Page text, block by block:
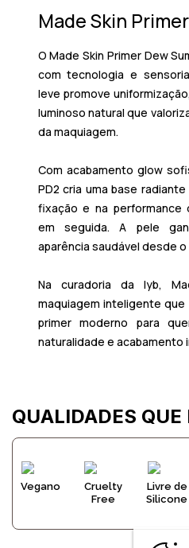
Made Skin
O Made Skin Primer Dew
com tecnologia e
leve promove
luminoso natural que
da maquiagem.
Com acabamento glow
PD2 cria uma base
fixação e na performance
em seguida. A pele
aparência saudável desde o
Na curadoria da lyb,
maquiagem inteligente
primer moderno para
naturalidade e acabamento
QUALIDADES
Vegano
Cruelty
Free
Livre de
Silicone